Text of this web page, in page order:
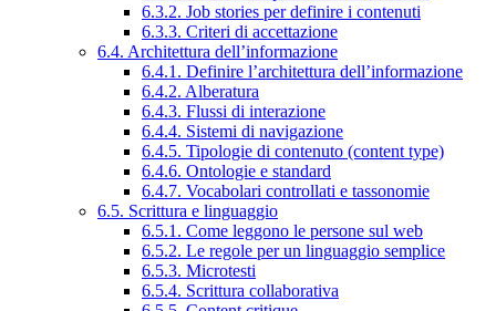
6.3.2. Job stories per definire i contenuti
6.3.3. Criteri di accettazione
6.4. Architettura dell’informazione
6.4.1. Definire l’architettura dell’informazione
6.4.2. Alberatura
6.4.3. Flussi di interazione
6.4.4. Sistemi di navigazione
6.4.5. Tipologie di contenuto (content type)
6.4.6. Ontologie e standard
6.4.7. Vocabolari controllati e tassonomie
6.5. Scrittura e linguaggio
6.5.1. Come leggono le persone sul web
6.5.2. Le regole per un linguaggio semplice
6.5.3. Microtesti
6.5.4. Scrittura collaborativa